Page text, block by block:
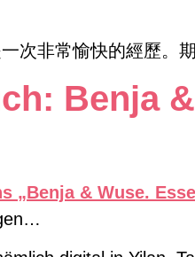
次非常愉快的經歷。
Benja